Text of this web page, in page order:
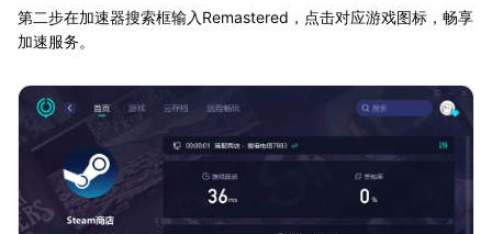
第二步在加速器搜索框输入Remastered，点击对应游戏图标，畅享
加速服务。